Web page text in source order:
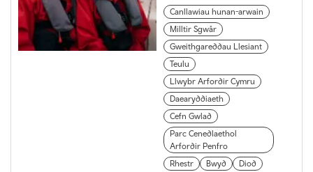
Canllawiau hunan-arwain
Milltir Sgwâr
Gweithgareddau Llesiant
Teulu
Llwybr Arfordir Cymru
Daearyddiaeth
Cefn Gwlad
Parc Cenedlaethol
Arfordir Penfro
Rhestr
Bwyd
Diod